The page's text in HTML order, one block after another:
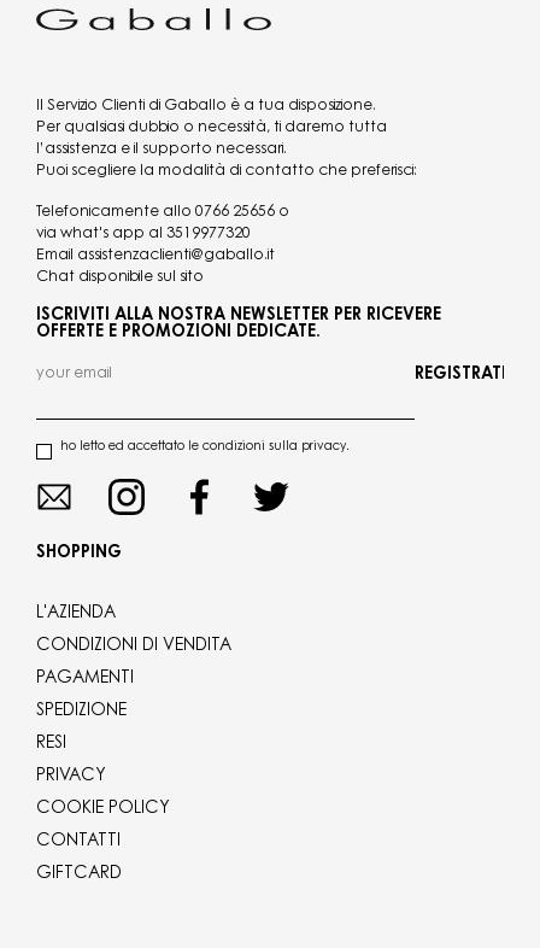
Il Servizio Clienti di Gaballo è a tua disposizione.
Per qualsiasi dubbio o necessità, ti daremo tutta
l’assistenza e il supporto necessari.
Puoi scegliere la modalità di contatto che preferisci:
Telefonicamente allo 0766 25656 o
via what's app al 3519977320
Email assistenzaclienti@gaballo.it
Chat disponibile sul sito
ISCRIVITI ALLA NOSTRA NEWSLETTER PER RICEVERE
OFFERTE E PROMOZIONI DEDICATE.
ho letto ed accettato le condizioni sulla privacy.
REGISTRATI
SHOPPING
L'AZIENDA
CONDIZIONI DI VENDITA
PAGAMENTI
SPEDIZIONE
RESI
PRIVACY
COOKIE POLICY
CONTATTI
GIFTCARD